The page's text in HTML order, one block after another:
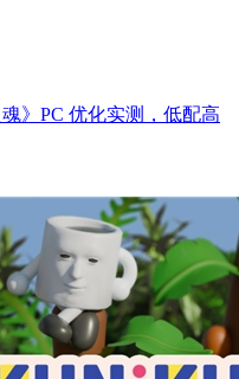
》PC 优化实测，低配高